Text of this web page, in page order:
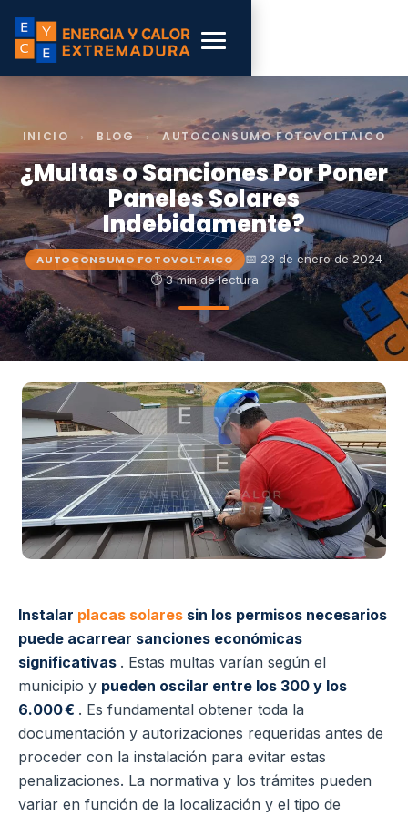
INICIO › BLOG › AUTOCONSUMO FOTOVOLTAICO
¿Multas o Sanciones Por Poner
Paneles Solares
Indebidamente?
AUTOCONSUMO FOTOVOLTAICO
📅 23 de enero de 2024
⏱ 3 min de lectura
Instalar placas solares sin los permisos necesarios
puede acarrear sanciones económicas
significativas . Estas multas varían según el
municipio y pueden oscilar entre los 300 y los
6.000 € . Es fundamental obtener toda la
documentación y autorizaciones requeridas antes de
proceder con la instalación para evitar estas
penalizaciones. La normativa y los trámites pueden
variar en función de la localización y el tipo de